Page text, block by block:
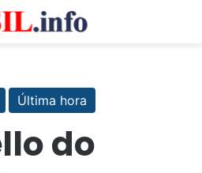
Última hora
do